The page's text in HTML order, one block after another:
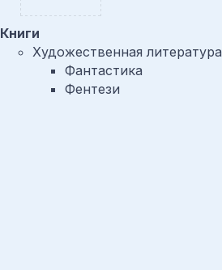
Книги
Художественная литература
Фантастика
Фентези